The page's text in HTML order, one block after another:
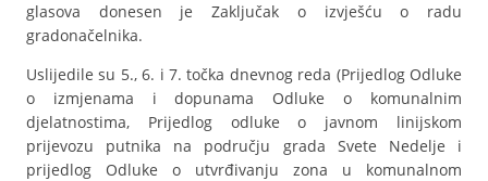
glasova donesen je Zaključak o izvješću o radu
gradonačelnika.
Uslijedile su 5., 6. i 7. točka dnevnog reda (Prijedlog Odluke
o izmjenama i dopunama Odluke o komunalnim
djelatnostima, Prijedlog odluke o javnom linijskom
prijevozu putnika na području grada Svete Nedelje i
prijedlog Odluke o utvrđivanju zona u komunalnom